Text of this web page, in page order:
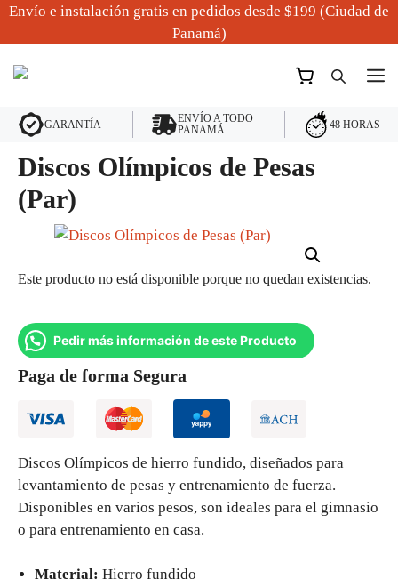
Saltar
Envío e instalación gratis en pedidos desde $199 (Ciudad de
Panamá)
GARANTÍA
ENVÍO A TODO
PANAMÁ
48 HORAS
Discos Olímpicos de Pesas
(Par)
Este producto no está disponible porque no quedan existencias.
Pedir más información de este Producto
Paga de forma Segura
Discos Olímpicos de hierro fundido, diseñados para
levantamiento de pesas y entrenamiento de fuerza.
Disponibles en varios pesos, son ideales para el gimnasio
o para entrenamiento en casa.
Material: Hierro fundido